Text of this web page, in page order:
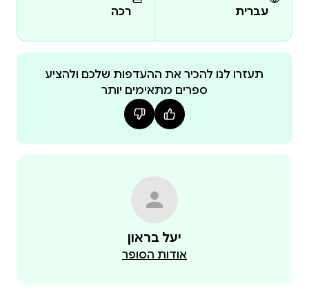
עברית
רכה
תעזרו לנו להכיר את ההעדפות שלכם ולהציע
ספרים מתאימים יותר
יעל בראון
אודות הסופר